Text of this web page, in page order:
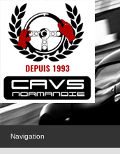
Navigation